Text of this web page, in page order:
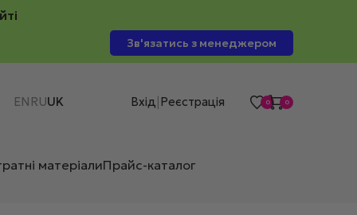
Зв'язатись з менеджером
EN RUUK Вхід Реєстрація 0 0
матеріалиПрайс-каталог